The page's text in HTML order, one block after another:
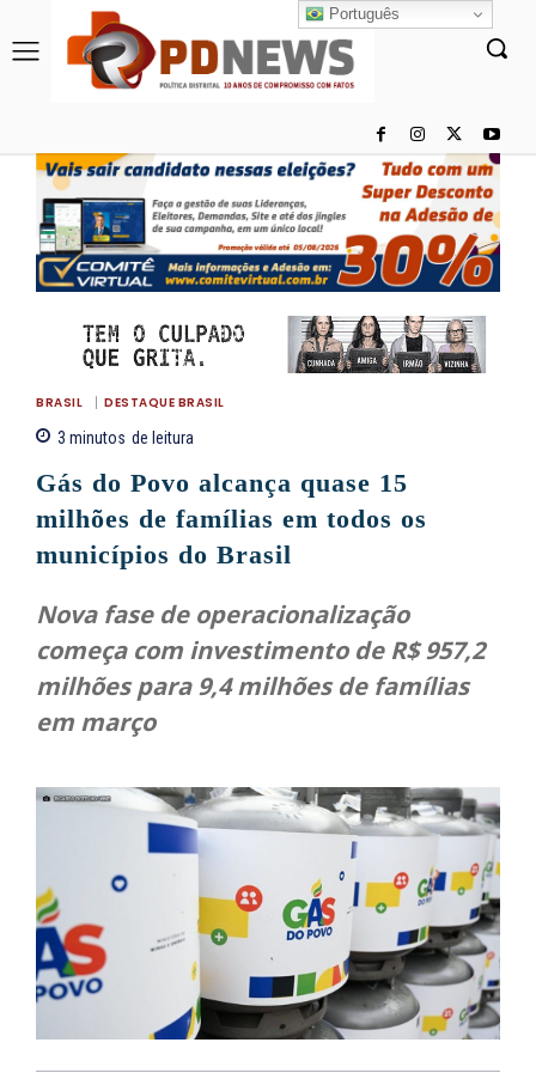
BRASIL DESTAQUE BRASIL
3 minutos de leitura
Gás do Povo alcança quase 15
milhões de famílias em todos os
municípios do Brasil
Nova fase de operacionalização
começa com investimento de R$ 957,2
milhões para 9,4 milhões de famílias
em março
Português